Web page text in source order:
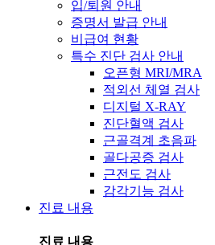
입/퇴원 안내
증명서 발급 안내
비급여 현황
특수 진단 검사 안내
오픈형 MRI/MRA
적외선 체열 검사
디지털 X-RAY
진단혈액 검사
근골격계 초음파
골다공증 검사
근전도 검사
감각기능 검사
진료 내용
진료 내용